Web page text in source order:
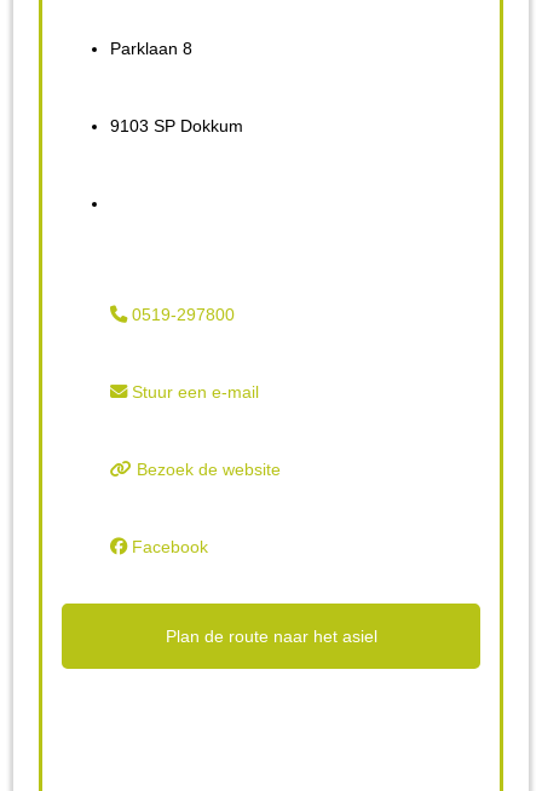
Parklaan 8
9103 SP Dokkum
0519-297800
Stuur een e-mail
Bezoek de website
Facebook
Plan de route naar het asiel